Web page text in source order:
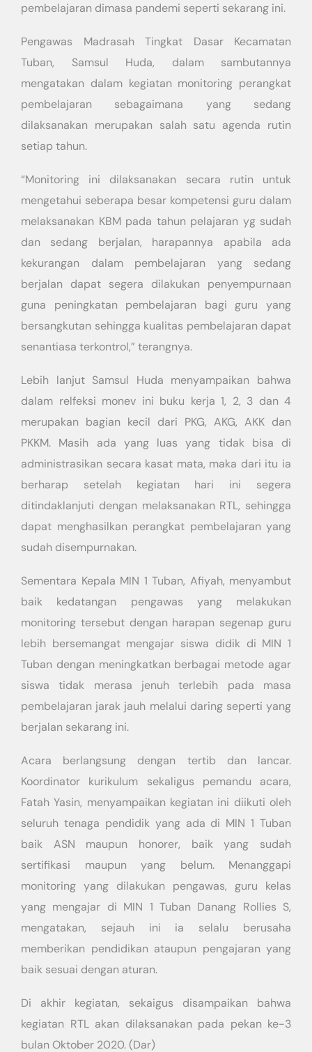
pembelajaran dimasa pandemi seperti sekarang ini.
Pengawas Madrasah Tingkat Dasar Kecamatan
Tuban, Samsul Huda, dalam sambutannya
mengatakan dalam kegiatan monitoring perangkat
pembelajaran sebagaimana yang sedang
dilaksanakan merupakan salah satu agenda rutin
setiap tahun.
“Monitoring ini dilaksanakan secara rutin untuk
mengetahui seberapa besar kompetensi guru dalam
melaksanakan KBM pada tahun pelajaran yg sudah
dan sedang berjalan, harapannya apabila ada
kekurangan dalam pembelajaran yang sedang
berjalan dapat segera dilakukan penyempurnaan
guna peningkatan pembelajaran bagi guru yang
bersangkutan sehingga kualitas pembelajaran dapat
senantiasa terkontrol,” terangnya.
Lebih lanjut Samsul Huda menyampaikan bahwa
dalam relfeksi monev ini buku kerja 1, 2, 3 dan 4
merupakan bagian kecil dari PKG, AKG, AKK dan
PKKM. Masih ada yang luas yang tidak bisa di
administrasikan secara kasat mata, maka dari itu ia
berharap setelah kegiatan hari ini segera
ditindaklanjuti dengan melaksanakan RTL, sehingga
dapat menghasilkan perangkat pembelajaran yang
sudah disempurnakan.
Sementara Kepala MIN 1 Tuban, Afiyah, menyambut
baik kedatangan pengawas yang melakukan
monitoring tersebut dengan harapan segenap guru
lebih bersemangat mengajar siswa didik di MIN 1
Tuban dengan meningkatkan berbagai metode agar
siswa tidak merasa jenuh terlebih pada masa
pembelajaran jarak jauh melalui daring seperti yang
berjalan sekarang ini.
Acara berlangsung dengan tertib dan lancar.
Koordinator kurikulum sekaligus pemandu acara,
Fatah Yasin, menyampaikan kegiatan ini diikuti oleh
seluruh tenaga pendidik yang ada di MIN 1 Tuban
baik ASN maupun honorer, baik yang sudah
sertifikasi maupun yang belum. Menanggapi
monitoring yang dilakukan pengawas, guru kelas
yang mengajar di MIN 1 Tuban Danang Rollies S,
mengatakan, sejauh ini ia selalu berusaha
memberikan pendidikan ataupun pengajaran yang
baik sesuai dengan aturan.
Di akhir kegiatan, sekaigus disampaikan bahwa
kegiatan RTL akan dilaksanakan pada pekan ke-3
bulan Oktober 2020. (Dar)